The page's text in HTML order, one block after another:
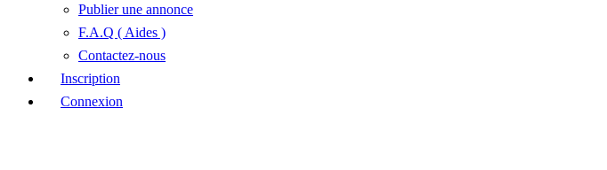
Publier une annonce
F.A.Q ( Aides )
Contactez-nous
Inscription
Connexion